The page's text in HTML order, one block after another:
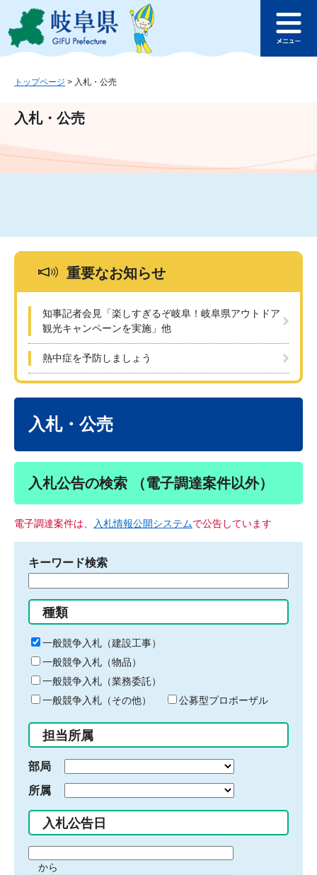
ジ
ュ
文
このページの本文へ
ュ
トップページ > 入札・公売
入札・公売
重要なお知らせ
知事記者会見「楽しすぎるぞ岐阜！岐阜県アウトドア
観光キャンペーンを実施」他
熱中症を予防しましょう
入札・公売
入札公告の検索 （電子調達案件以外）
電子調達案件は、 入札情報公開システムで公告しています
キーワード検索
る
キ
ー
ワ
ー
ド
入
力
種類
一般競争入札（建設工事）
一般競争入札（物品）
一般競争入札（業務委託）
一般競争入札（その他）
公募型プロポーザル
担当所属
部局
所属
入札公告日
間から